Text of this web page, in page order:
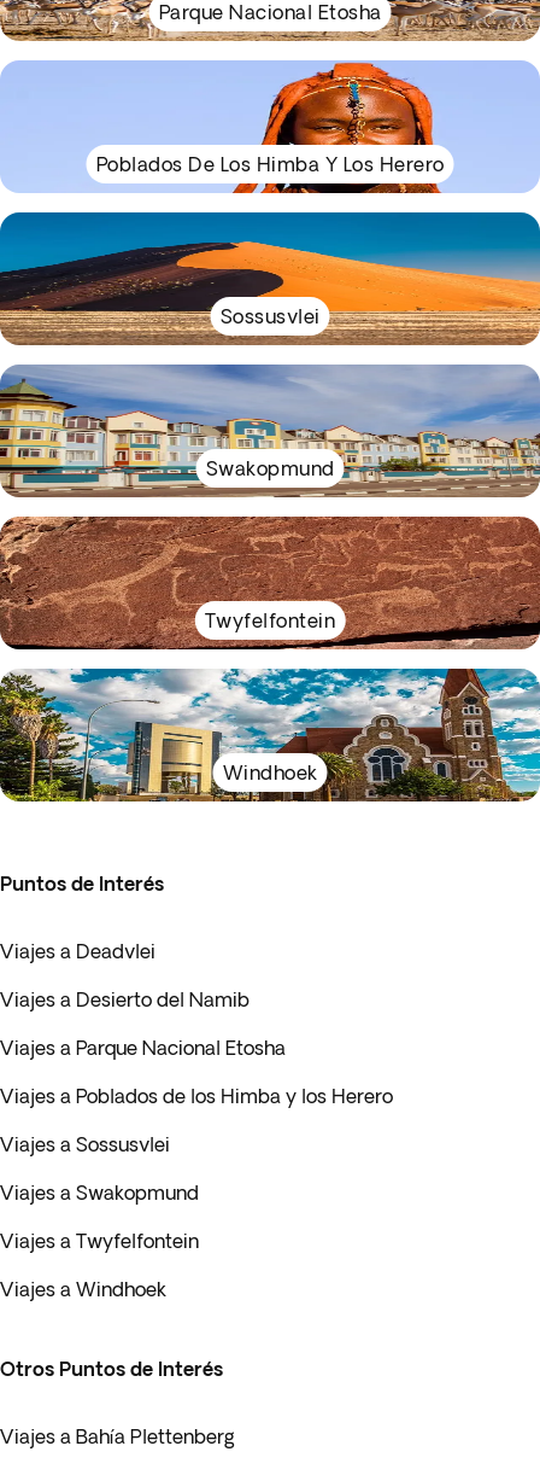
Parque Nacional Etosha
Poblados De Los Himba Y Los Herero
Sossusvlei
Swakopmund
Twyfelfontein
Windhoek
Puntos de Interés
Viajes a Deadvlei
Viajes a Desierto del Namib
Viajes a Parque Nacional Etosha
Viajes a Poblados de los Himba y los Herero
Viajes a Sossusvlei
Viajes a Swakopmund
Viajes a Twyfelfontein
Viajes a Windhoek
Otros Puntos de Interés
Viajes a Bahía Plettenberg